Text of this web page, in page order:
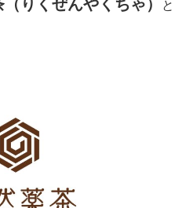
りくぜんやくちゃ）
と